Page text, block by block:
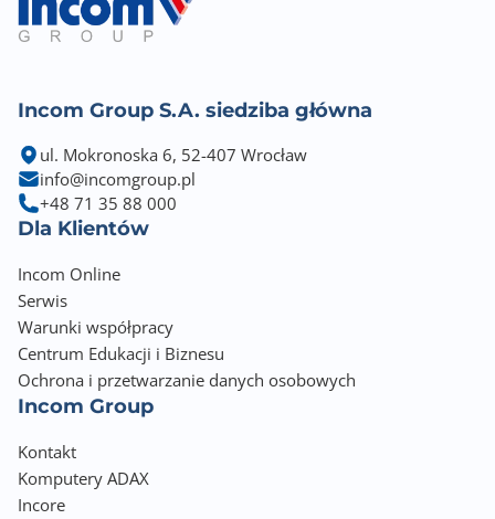
Incom Group S.A. siedziba główna
ul. Mokronoska 6, 52-407 Wrocław
info@incomgroup.pl
+48 71 35 88 000
Dla Klientów
Incom Online
Serwis
Warunki współpracy
Centrum Edukacji i Biznesu
Ochrona i przetwarzanie danych osobowych
Incom Group
Kontakt
Komputery ADAX
Incore